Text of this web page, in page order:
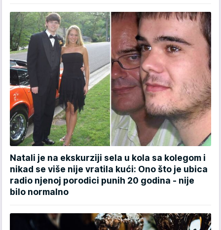
Natali je na ekskurziji sela u kola sa kolegom i
nikad se više nije vratila kući: Ono što je ubica
radio njenoj porodici punih 20 godina - nije
bilo normalno